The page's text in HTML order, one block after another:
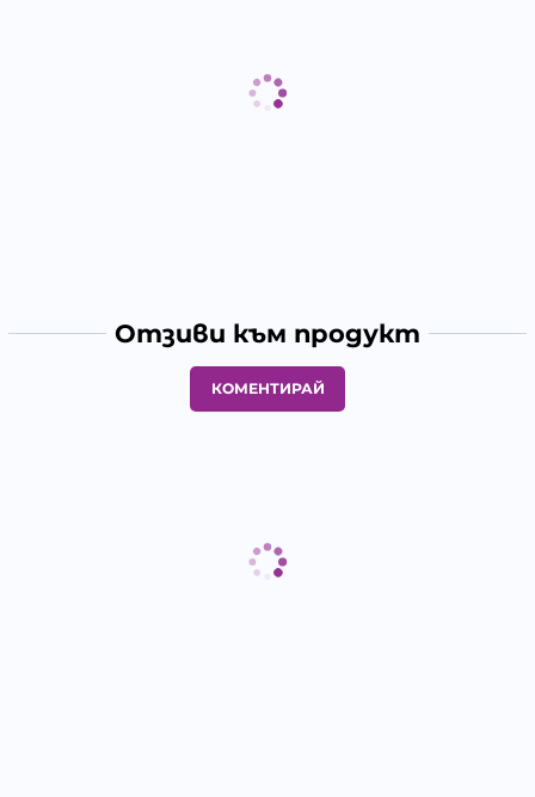
Отзиви към продукт
КОМЕНТИРАЙ